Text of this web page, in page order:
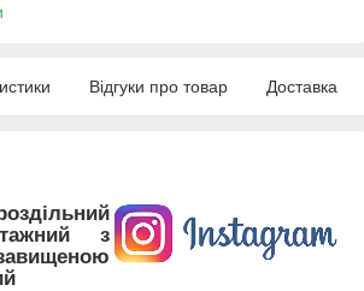
Відгуки про товар Доставка
з